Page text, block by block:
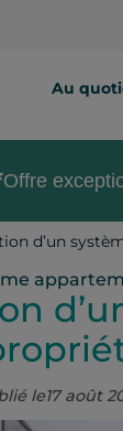
Au
Offre
d’un
le17 août